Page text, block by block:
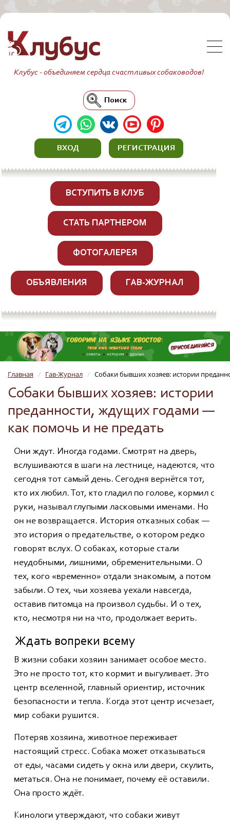
Клубус - объединяем сердца счастливых собаководов!
Поиск
ВХОД РЕГИСТРАЦИЯ
ВСТУПИТЬ В КЛУБ
СТАТЬ ПАРТНЕРОМ
ФОТОГАЛЕРЕЯ
ОБЪЯВЛЕНИЯ ГАВ-ЖУРНАЛ
Главная / Гав-Журнал / Собаки бывших хозяев: истории
Собаки бывших хозяев: истории
преданности, ждущих годами —
как помочь и не предать
Они ждут. Иногда годами. Смотрят на дверь,
вслушиваются в шаги на лестнице, надеются, что
сегодня тот самый день. Сегодня вернётся тот,
кто их любил. Тот, кто гладил по голове, кормил с
руки, называл глупыми ласковыми именами. Но
он не возвращается. История отказных собак —
это история о предательстве, о котором редко
говорят вслух. О собаках, которые стали
неудобными, лишними, обременительными. О
тех, кого «временно» отдали знакомым, а потом
забыли. О тех, чьи хозяева уехали навсегда,
оставив питомца на произвол судьбы. И о тех,
кто, несмотря ни на что, продолжает верить.
Ждать вопреки всему
В жизни собаки хозяин занимает особое место.
Это не просто тот, кто кормит и выгуливает. Это
центр вселенной, главный ориентир, источник
безопасности и тепла. Когда этот центр исчезает,
мир собаки рушится.
Потеряв хозяина, животное переживает
настоящий стресс. Собака может отказываться
от еды, часами сидеть у окна или двери, скулить,
метаться. Она не понимает, почему её оставили.
Она просто ждёт.
Кинологи утверждают, что собаки живут